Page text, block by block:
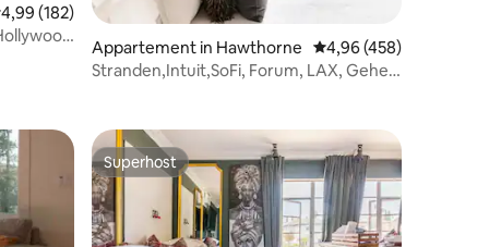
beoordeling van 4,99 op 5, 182 recensies
4,99 (182)
Appartement in Hawthorne Gemiddelde
4,96 (458)
Stranden,Intuit,SoFi, Forum, LAX, Gehele
Superhost
Superhost